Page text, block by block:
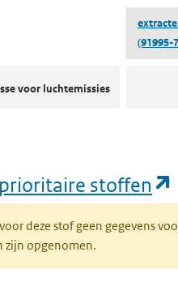
(91995-
voor luchtemissies
stoffen
deze stof geen gegevens
zijn opgenomen.